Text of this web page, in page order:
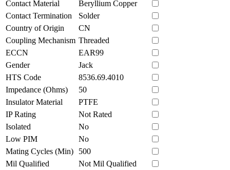
Contact Material
Beryllium Copper
Contact Termination
Solder
Country of Origin
CN
Coupling Mechanism Threaded
ECCN
EAR99
Gender
Jack
HTS Code
8536.69.4010
Impedance (Ohms)
50
Insulator Material
PTFE
IP Rating
Not Rated
Isolated
No
Low PIM
No
Mating Cycles (Min)
500
Mil Qualified
Not Mil Qualified